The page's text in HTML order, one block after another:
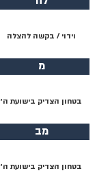
וידוי / בקשה להצלה
מ
בטחון הצדיק בישועת ה׳
מב
בטחון הצדיק בישועת ה׳